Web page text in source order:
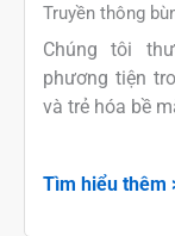
Truyền thông
Chúng tôi
phương tiện
và trẻ hóa bề
Tìm hiểu thêm